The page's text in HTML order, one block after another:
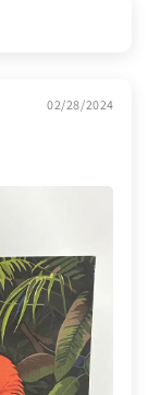
02/28/2024